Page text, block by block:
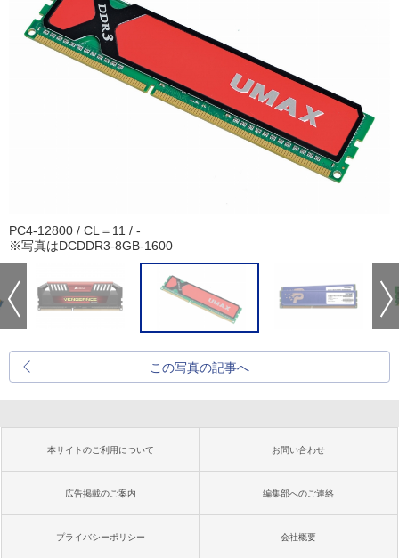
PC4-12800 / CL＝11 / -
※写真はDCDDR3-8GB-1600
この写真の記事へ
本サイトのご利用について お問い合わせ
広告掲載のご案内 編集部へのご連絡
プライバシーポリシー 会社概要